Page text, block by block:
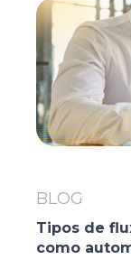
BLOG
Tipos de
como